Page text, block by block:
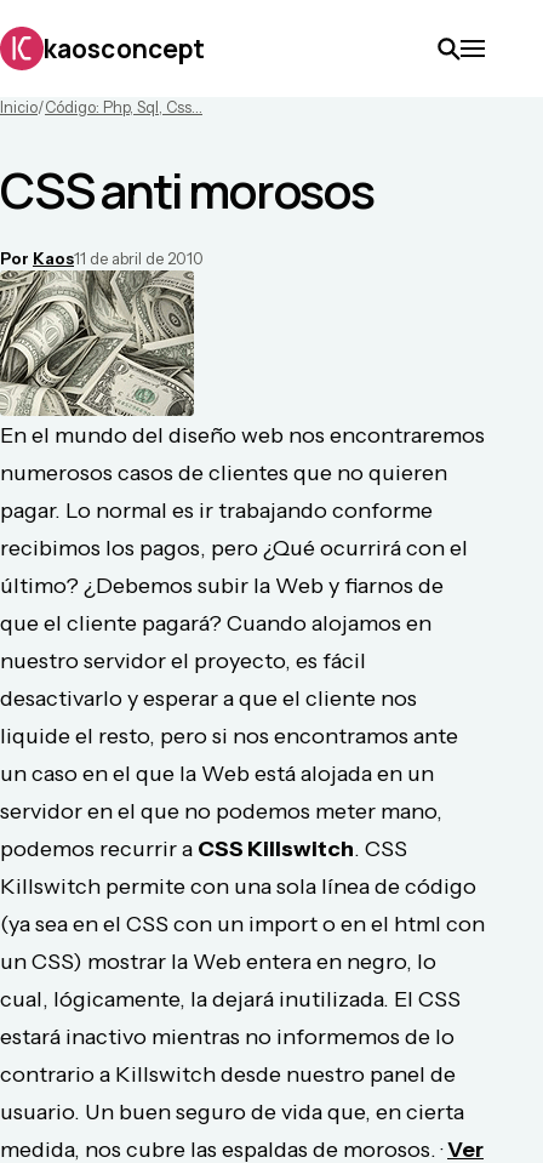
kaosconcept
Inicio/Código: Php, Sql, Css...
CSS anti morosos
Por Kaos11 de abril de 2010
En el mundo del diseño web nos encontraremos
numerosos casos de clientes que no quieren
pagar. Lo normal es ir trabajando conforme
recibimos los pagos, pero ¿Qué ocurrirá con el
último? ¿Debemos subir la Web y fiarnos de
que el cliente pagará? Cuando alojamos en
nuestro servidor el proyecto, es fácil
desactivarlo y esperar a que el cliente nos
liquide el resto, pero si nos encontramos ante
un caso en el que la Web está alojada en un
servidor en el que no podemos meter mano,
podemos recurrir a CSS Killswitch. CSS
Killswitch permite con una sola línea de código
(ya sea en el CSS con un import o en el html con
un CSS) mostrar la Web entera en negro, lo
cual, lógicamente, la dejará inutilizada. El CSS
estará inactivo mientras no informemos de lo
contrario a Killswitch desde nuestro panel de
usuario. Un buen seguro de vida que, en cierta
medida, nos cubre las espaldas de morosos. ·Ver